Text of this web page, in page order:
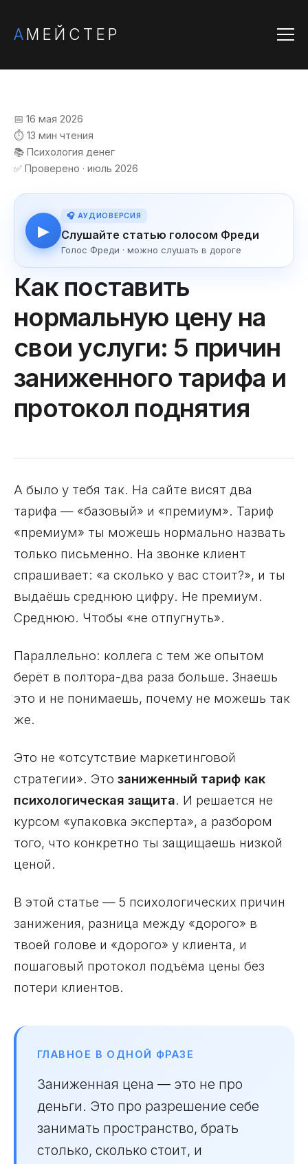
АМЕЙСТЕР
📅 16 мая 2026
⏱️ 13 мин чтения
📚 Психология денег
✅ Проверено · июль 2026
▶
🎧 АУДИОВЕРСИЯ
Слушайте статью голосом Фреди
Голос Фреди · можно слушать в дороге
Как поставить
нормальную цену на
свои услуги: 5 причин
заниженного тарифа и
протокол поднятия
А было у тебя так. На сайте висят два
тарифа — «базовый» и «премиум». Тариф
«премиум» ты можешь нормально назвать
только письменно. На звонке клиент
спрашивает: «а сколько у вас стоит?», и ты
выдаёшь среднюю цифру. Не премиум.
Среднюю. Чтобы «не отпугнуть».
Параллельно: коллега с тем же опытом
берёт в полтора-два раза больше. Знаешь
это и не понимаешь, почему не можешь так
же.
Это не «отсутствие маркетинговой
стратегии». Это заниженный тариф как
психологическая защита. И решается не
курсом «упаковка эксперта», а разбором
того, что конкретно ты защищаешь низкой
ценой.
В этой статье — 5 психологических причин
занижения, разница между «дорого» в
твоей голове и «дорого» у клиента, и
пошаговый протокол подъёма цены без
потери клиентов.
ГЛАВНОЕ В ОДНОЙ ФРАЗЕ
Заниженная цена — это не про
деньги. Это про разрешение себе
занимать пространство, брать
столько, сколько стоит, и